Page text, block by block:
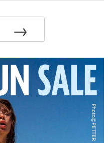
→